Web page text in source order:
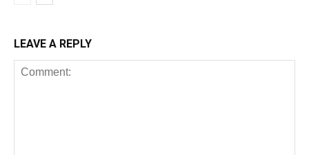
LEAVE A REPLY